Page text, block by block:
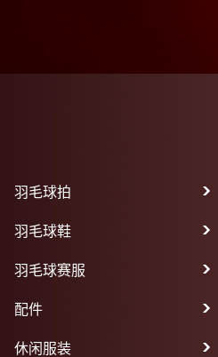
羽毛球拍
羽毛球鞋
羽毛球赛服
配件
休闲服装